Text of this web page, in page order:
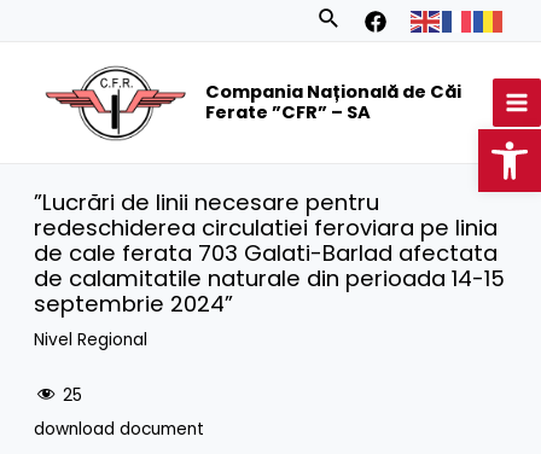
Search
Compania Națională de Căi
Ferate ”CFR” – SA
”Lucrări de linii necesare pentru
redeschiderea circulatiei feroviara pe linia
de cale ferata 703 Galati-Barlad afectata
de calamitatile naturale din perioada 14-15
septembrie 2024”
Nivel Regional
25
download document